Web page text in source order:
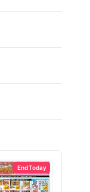
End Today